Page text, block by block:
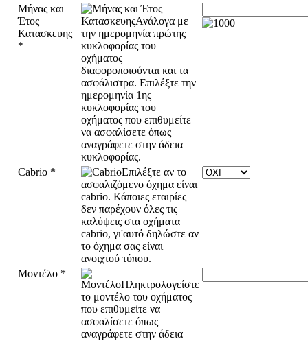
Μήνας και
Έτος
Κατασκευης
*
Cabrio *
Μοντέλο *